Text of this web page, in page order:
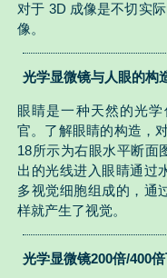
对于 3D 成像是不切实
像。
光学显微镜与人眼的构
眼睛是一种天然的光
官。了解眼睛的构造，
18所示为右眼水平断面
出的光线进入眼睛通过
多视觉细胞组成的，通
样就产生了视觉。
光学显微镜200倍/400